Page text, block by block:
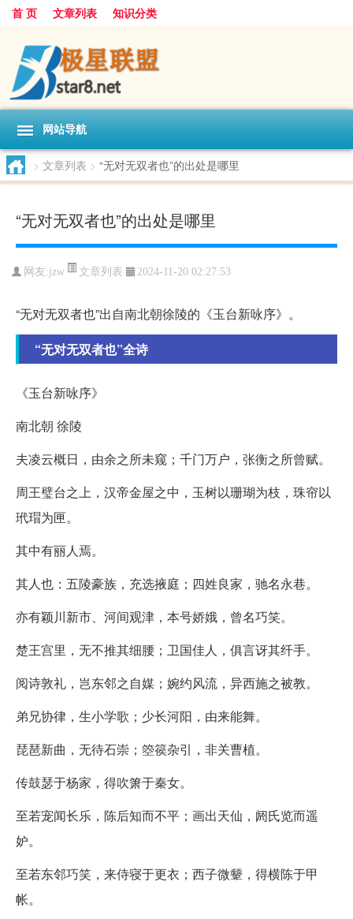
首 页 文章列表 知识分类
网站导航
> 文章列表 > “无对无双者也”的出处是哪里
“无对无双者也”的出处是哪里
网友:jzw 文章列表 2024-11-20 02:27:53
“无对无双者也”出自南北朝徐陵的《玉台新咏序》。
“无对无双者也”全诗
《玉台新咏序》
南北朝 徐陵
夫凌云概日，由余之所未窥；千门万户，张衡之所曾赋。
周王璧台之上，汉帝金屋之中，玉树以珊瑚为枝，珠帘以
玳瑁为匣。
其中有丽人焉。
其人也：五陵豪族，充选掖庭；四姓良家，驰名永巷。
亦有颖川新市、河间观津，本号娇娥，曾名巧笑。
楚王宫里，无不推其细腰；卫国佳人，俱言讶其纤手。
阅诗敦礼，岂东邻之自媒；婉约风流，异西施之被教。
弟兄协律，生小学歌；少长河阳，由来能舞。
琵琶新曲，无待石崇；箜篌杂引，非关曹植。
传鼓瑟于杨家，得吹箫于秦女。
至若宠闻长乐，陈后知而不平；画出天仙，阏氏览而遥
妒。
至若东邻巧笑，来侍寝于更衣；西子微颦，得横陈于甲
帐。